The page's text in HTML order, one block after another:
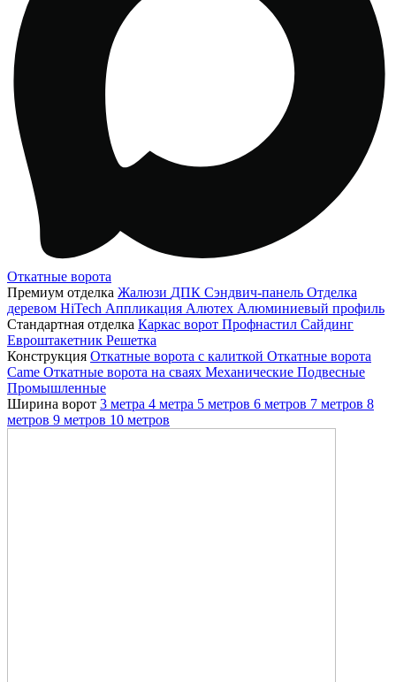
Откатные ворота
Премиум отделка Жалюзи ДПК Сэндвич-панель Отделка
деревом HiTech Аппликация Алютех Алюминиевый профиль
Стандартная отделка Каркас ворот Профнастил Сайдинг
Евроштакетник Решетка
Конструкция Откатные ворота с калиткой Откатные ворота
Came Откатные ворота на сваях Механические Подвесные
Промышленные
Ширина ворот 3 метра 4 метра 5 метров 6 метров 7 метров 8
метров 9 метров 10 метров